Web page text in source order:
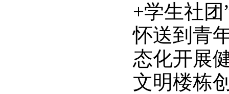
+学生社
怀送到青
态化开展
文明楼栋